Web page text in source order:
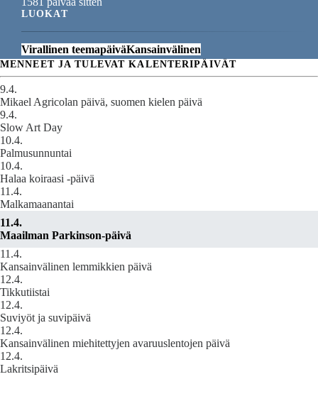
LUOKAT
Virallinen teemapäiväKansainvälinen
MENNEET JA TULEVAT KALENTERIPÄIVÄT
9.4.
Mikael Agricolan päivä, suomen kielen päivä
9.4.
Slow Art Day
10.4.
Palmusunnuntai
10.4.
Halaa koiraasi -päivä
11.4.
Malkamaanantai
11.4.
Maailman Parkinson-päivä
11.4.
Kansainvälinen lemmikkien päivä
12.4.
Tikkutiistai
12.4.
Suviyöt ja suvipäivä
12.4.
Kansainvälinen miehitettyjen avaruuslentojen päivä
12.4.
Lakritsipäivä